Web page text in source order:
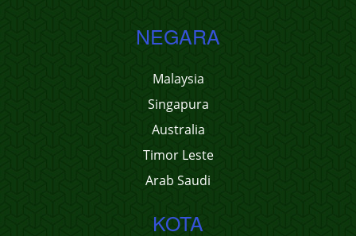
NEGARA
Malaysia
Singapura
Australia
Timor Leste
Arab Saudi
KOTA